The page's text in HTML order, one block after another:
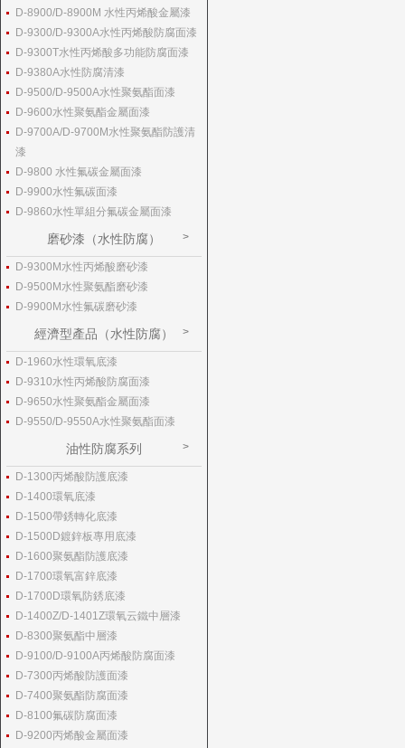
D-8900/D-8900M 水性丙烯酸金屬漆
D-9300/D-9300A水性丙烯酸防腐面漆
D-9300T水性丙烯酸多功能防腐面漆
D-9380A水性防腐清漆
D-9500/D-9500A水性聚氨酯面漆
D-9600水性聚氨酯金屬面漆
D-9700A/D-9700M水性聚氨酯防護清
漆
D-9800 水性氟碳金屬面漆
D-9900水性氟碳面漆
D-9860水性單組分氟碳金屬面漆
磨砂漆（水性防腐）
D-9300M水性丙烯酸磨砂漆
D-9500M水性聚氨酯磨砂漆
D-9900M水性氟碳磨砂漆
經濟型產品（水性防腐）
D-1960水性環氧底漆
D-9310水性丙烯酸防腐面漆
D-9650水性聚氨酯金屬面漆
D-9550/D-9550A水性聚氨酯面漆
油性防腐系列
D-1300丙烯酸防護底漆
D-1400環氧底漆
D-1500帶銹轉化底漆
D-1500D鍍鋅板專用底漆
D-1600聚氨酯防護底漆
D-1700環氧富鋅底漆
D-1700D環氧防銹底漆
D-1400Z/D-1401Z環氧云鐵中層漆
D-8300聚氨酯中層漆
D-9100/D-9100A丙烯酸防腐面漆
D-7300丙烯酸防護面漆
D-7400聚氨酯防腐面漆
D-8100氟碳防腐面漆
D-9200丙烯酸金屬面漆